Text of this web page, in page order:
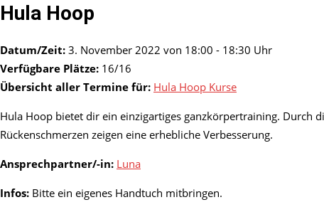
Hula Hoop
Datum/Zeit: 3. November 2022 von 18:00 - 18:30 Uhr
Verfügbare Plätze: 16/16
Übersicht aller Termine für: Hula Hoop Kurse
Hula Hoop bietet dir ein einzigartiges ganzkörpertraining. Durch
Rückenschmerzen zeigen eine erhebliche Verbesserung.
Ansprechpartner/-in: Luna
Infos: Bitte ein eigenes Handtuch mitbringen.